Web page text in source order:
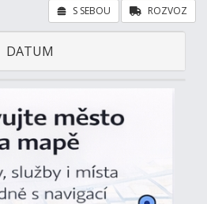
ROZVOZ
S SEBOU
DATUM